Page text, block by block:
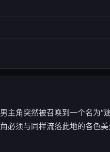
主角突然被召唤到一个名为“
必须与同样流落此地的各色